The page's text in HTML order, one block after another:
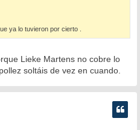
ya lo tuvieron por cierto .
Lieke Martens no cobre lo
soltáis de vez en cuando.